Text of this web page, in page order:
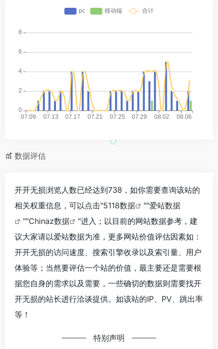
数据评估
开开无损浏览人数已经达到738，如你需要查询该站的
相关权重信息，可以点击"5118数据 ""爱站数据
""Chinaz数据
"进入；以目前的网站数据参考，建
议大家请以爱站数据为准，更多网站价值评估因素如：
开开无损的访问速度、搜索引擎收录以及索引量、用户
体验等；当然要评估一个站的价值，最主要还是需要根
据您自身的需求以及需要，一些确切的数据则需要找开
开无损的站长进行洽谈提供。如该站的IP、PV、跳出率
等！
特别声明